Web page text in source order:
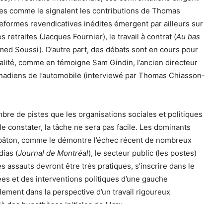
comme le signalent les contributions de Thomas
revendicatives inédites émergent par ailleurs sur
retraites (Jacques Fournier), le travail à contrat (Au bas
Soussi). D’autre part, des débats sont en cours pour
comme en témoigne Sam Gindin, l’ancien directeur
de l’automobile (interviewé par Thomas Chiasson-
de pistes que les organisations sociales et politiques
constater, la tâche ne sera pas facile. Les dominants
comme le démontre l’échec récent de nombreux
(Journal de Montréal), le secteur public (les postes)
assauts devront être très pratiques, s’inscrire dans le
et des interventions politiques d’une gauche
dans la perspective d’un travail rigoureux